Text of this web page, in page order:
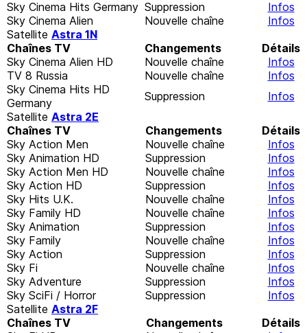
Sky Cinema Hits Germany Suppression
Infos
Sky Cinema Alien
Nouvelle chaîne
Infos
Satellite Astra 1N
Chaînes TV
Changements
Détails
Sky Cinema Alien HD
Nouvelle chaîne
Infos
TV 8 Russia
Nouvelle chaîne
Infos
Sky Cinema Hits HD
Germany
Suppression
Infos
Satellite Astra 2E
Chaînes TV
Changements
Détails
Sky Action Men
Nouvelle chaîne
Infos
Sky Animation HD
Suppression
Infos
Sky Action Men HD
Nouvelle chaîne
Infos
Sky Action HD
Suppression
Infos
Sky Hits U.K.
Nouvelle chaîne
Infos
Sky Family HD
Nouvelle chaîne
Infos
Sky Animation
Suppression
Infos
Sky Family
Nouvelle chaîne
Infos
Sky Action
Suppression
Infos
Sky Fi
Nouvelle chaîne
Infos
Sky Adventure
Suppression
Infos
Sky SciFi / Horror
Suppression
Infos
Satellite Astra 2F
Chaînes TV
Changements
Détails